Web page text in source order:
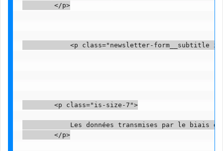
        </p>
<p class="newsletter-form__subtitle
        <p class="is-size-7">
Les données transmises par le biais
        </p>